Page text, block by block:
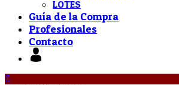
LOTES
Guía de la Compra
Profesionales
Contacto
0